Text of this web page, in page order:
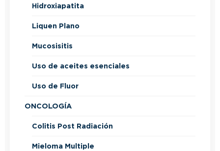
Hidroxiapatita
Liquen Plano
Mucosisitis
Uso de aceites esenciales
Uso de Fluor
ONCOLOGÍA
Colitis Post Radiación
Mieloma Multiple